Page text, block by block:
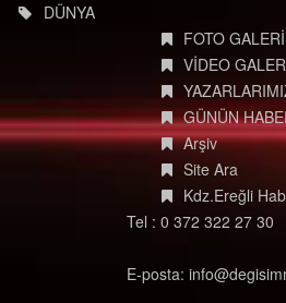
DÜNYA
FOTO GALERİ
VİDEO
GÜNÜN
Arşiv
Site Ara
Kdz.Ereğli
Tel : 0 372 322 27 30
E-posta: